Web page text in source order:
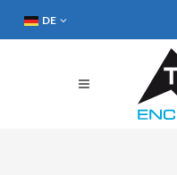
DE